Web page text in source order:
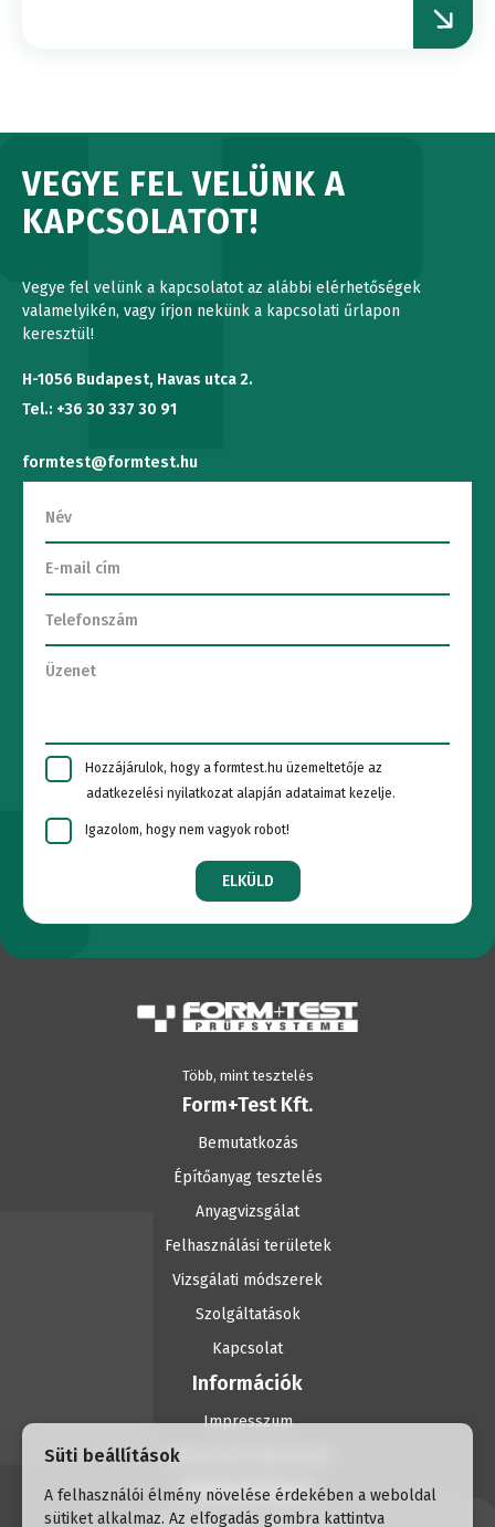
VEGYE FEL VELÜNK A
KAPCSOLATOT!
Vegye fel velünk a kapcsolatot az alábbi elérhetőségek
valamelyikén, vagy írjon nekünk a kapcsolati űrlapon
keresztül!
H-1056 Budapest, Havas utca 2.
Tel.: +36 30 337 30 91
formtest@formtest.hu
Hozzájárulok, hogy a formtest.hu üzemeltetője az
adatkezelési nyilatkozat alapján adataimat kezelje.
Igazolom, hogy nem vagyok robot!
ELKÜLD
Több, mint tesztelés
Form+Test Kft.
Bemutatkozás
Építőanyag tesztelés
Anyagvizsgálat
Felhasználási területek
Vizsgálati módszerek
Szolgáltatások
Kapcsolat
Információk
Impresszum
Adatvédelmi tájékoztató
Elérhetőségek
Süti beállítások
A felhasználói élmény növelése érdekében a weboldal
sütiket alkalmaz. Az elfogadás gombra kattintva